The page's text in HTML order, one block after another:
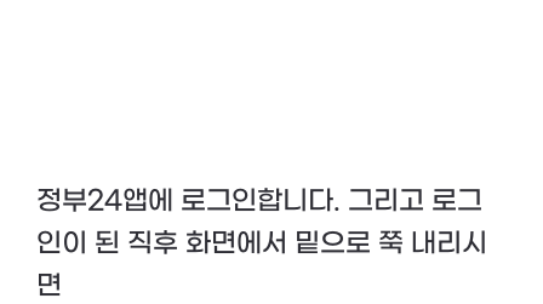
정부24앱에 로그인합니다. 그리고 로그
인이 된 직후 화면에서 밑으로 쭉 내리시
면